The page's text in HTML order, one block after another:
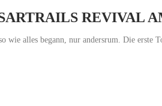
REVIVAL
wie alles begann, nur andersrum. Die erste